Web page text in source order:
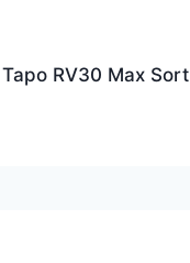
RV30 Max Sort